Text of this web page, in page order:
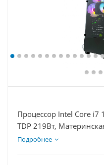
Процессор Intel Core i7
TDP 219Вт,
WIFI D5, Видеокарта
Подробнее